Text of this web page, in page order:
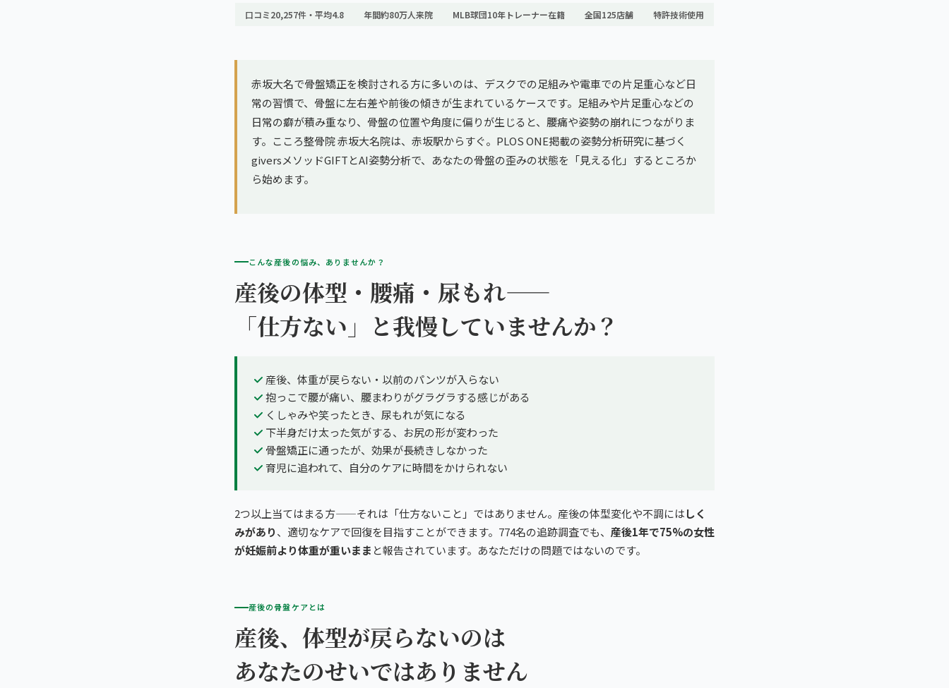
口コミ20,257件・平均4.8 年間約80万人来院 MLB球団10年トレーナー在籍 全国125店舗 特許技術使用
赤坂大名で骨盤矯正を検討される方に多いのは、デスクでの足組みや電車での片足重心など日
常の習慣で、骨盤に左右差や前後の傾きが生まれているケースです。足組みや片足重心などの
日常の癖が積み重なり、骨盤の位置や角度に偏りが生じると、腰痛や姿勢の崩れにつながりま
す。こころ整骨院 赤坂大名院は、赤坂駅からすぐ。PLOS ONE掲載の姿勢分析研究に基づく
giversメソッドGIFTとAI姿勢分析で、あなたの骨盤の歪みの状態を「見える化」するところか
ら始めます。
こんな産後の悩み、ありませんか？
産後の体型・腰痛・尿もれ——
「仕方ない」と我慢していませんか？
産後、体重が戻らない・以前のパンツが入らない
抱っこで腰が痛い、腰まわりがグラグラする感じがある
くしゃみや笑ったとき、尿もれが気になる
下半身だけ太った気がする、お尻の形が変わった
骨盤矯正に通ったが、効果が長続きしなかった
育児に追われて、自分のケアに時間をかけられない
2つ以上当てはまる方——それは「仕方ないこと」ではありません。産後の体型変化や不調にはしく
みがあり、適切なケアで回復を目指すことができます。774名の追跡調査でも、 産後1年で75%の女性
が妊娠前より体重が重いまま と報告されています。あなただけの問題ではないのです。
産後の骨盤ケアとは
産後、体型が戻らないのは
あなたのせいではありません